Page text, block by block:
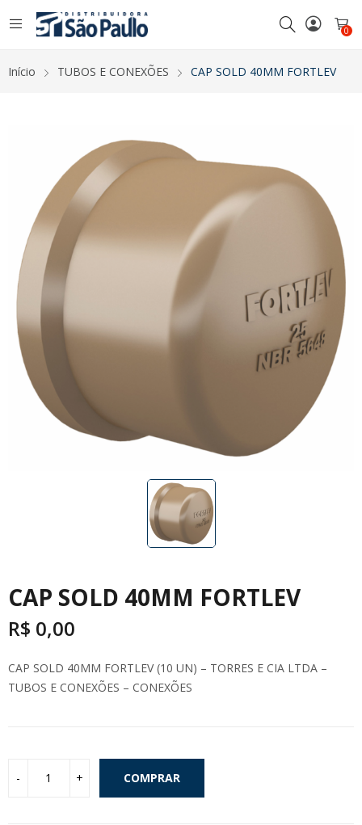
0
Início TUBOS E CONEXÕES CAP SOLD 40MM FORTLEV
CAP SOLD 40MM FORTLEV
R$ 0,00
CAP SOLD 40MM FORTLEV (10 UN) – TORRES E CIA LTDA –
TUBOS E CONEXÕES – CONEXÕES
COMPRAR